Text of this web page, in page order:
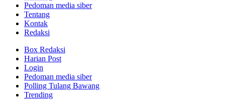
Pedoman media siber
Tentang
Kontak
Redaksi
Box Redaksi
Harian Post
Login
Pedoman media siber
Polling Tulang Bawang
Trending